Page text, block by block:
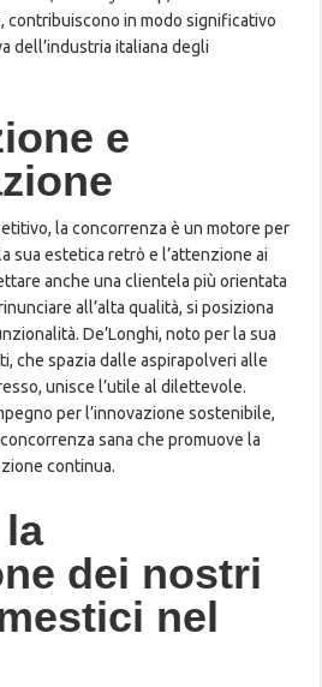
contribuiscono in modo significativo
dell’industria italiana degli
e
la concorrenza è un motore per
sua estetica retrò e l’attenzione ai
anche una clientela più orientata
all’alta qualità, si posiziona
De’Longhi, noto per la sua
che spazia dalle aspirapolveri alle
unisce l’utile al dilettevole.
per l’innovazione sostenibile,
sana che promuove la
continua.
dei nostri
nel